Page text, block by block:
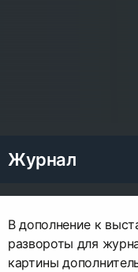
Журнал
В дополнение к
развороты для
картины